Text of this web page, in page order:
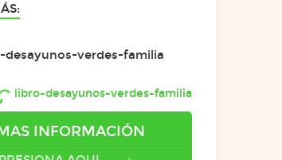
desayunos-verdes-familia
libro-desayunos-verdes-familia
INFORMACIÓN